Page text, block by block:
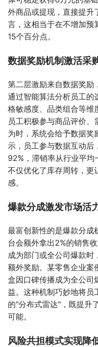
外商品或提现，直接提升
言，这相当于在不增加预
15个百分点。
数据奖励机制激活采
第二层激励来自数据奖励
通过智能算法分析员工的
格敏感度、品类组合等维
员工积极参与商品评价
为时，系统会给予数据奖
示，员工参与数据互动后
92%，滞销率从行业平均
不仅优化了库存周转，更
感。
爆款分成激发市场活
最富创新性的是爆款分成
台会额外拿出2%的销售
成为部门或全公司爆款
额外奖励。某零售企业案
盒因口碑传播成为全公司
益。这种机制巧妙地将员
的"分布式雷达"，既提升
可能。
风险共担模式实现降